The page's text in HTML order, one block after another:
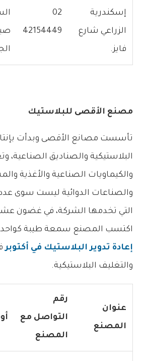
إسكندرية
الزراعي شارع
فايز.
02
42154449
مصنع الأقصى للبلاستيك
تأسست مصانع الأقصى وبدأت
البلاستيكية والصناديق الصناعية،
والكيماويات الصناعية والأغذية
والصناعات الدوائية ليست سوى
التي تخدمها الشركة، في غضون
اكتسب المصنع سمعة طيبة
إعادة تدوير البلاستيك في أكتوبر
والتغليف البلاستيكية.
عنوان
المصنع
رقم
التواصل مع
المصنع